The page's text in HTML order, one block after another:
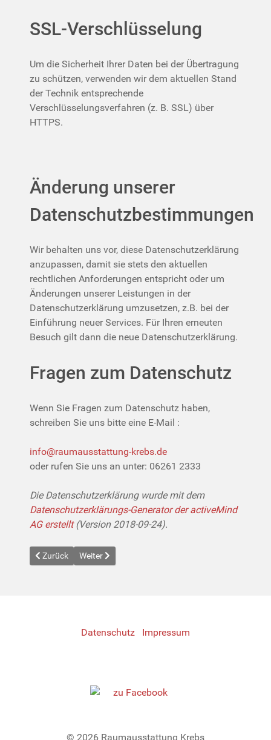
SSL-Verschlüsselung
Um die Sicherheit Ihrer Daten bei der Übertragung
zu schützen, verwenden wir dem aktuellen Stand
der Technik entsprechende
Verschlüsselungsverfahren (z. B. SSL) über
HTTPS.
Änderung unserer
Datenschutzbestimmungen
Wir behalten uns vor, diese Datenschutzerklärung
anzupassen, damit sie stets den aktuellen
rechtlichen Anforderungen entspricht oder um
Änderungen unserer Leistungen in der
Datenschutzerklärung umzusetzen, z.B. bei der
Einführung neuer Services. Für Ihren erneuten
Besuch gilt dann die neue Datenschutzerklärung.
Fragen zum Datenschutz
Wenn Sie Fragen zum Datenschutz haben,
schreiben Sie uns bitte eine E-Mail :
info@raumausstattung-krebs.de
oder rufen Sie uns an unter: 06261 2333
Die Datenschutzerklärung wurde mit dem
Datenschutzerklärungs-Generator der activeMind
AG erstellt(Version 2018-09-24).
Previous article: Impressum
Zurück Next article: Leistungen
Weiter
Datenschutz Impressum
© 2026 Raumausstattung Krebs